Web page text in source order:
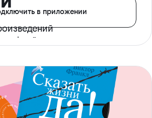
офлайн
в приложении